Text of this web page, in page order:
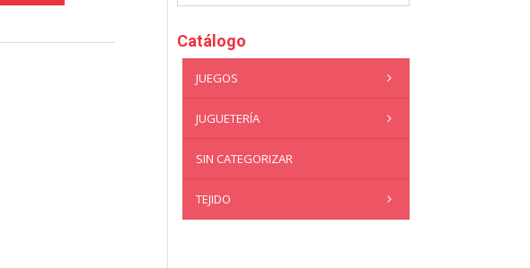
Catálogo
JUEGOS
JUGUETERÍA
SIN CATEGORIZAR
TEJIDO